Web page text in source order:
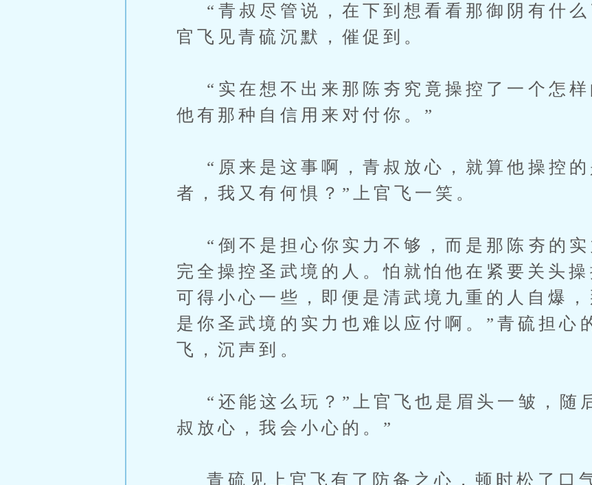
“青叔尽管说，在下到想看看那御阴有什么
官飞见青硫沉默，催促到。
“实在想不出来那陈夯究竟操控了一个怎样
他有那种自信用来对付你。”
“原来是这事啊，青叔放心，就算他操控的
者，我又有何惧？”上官飞一笑。
“倒不是担心你实力不够，而是那陈夯的实
完全操控圣武境的人。怕就怕他在紧要关头
可得小心一些，即便是清武境九重的人自爆
是你圣武境的实力也难以应付啊。”青硫担心
飞，沉声到。
“还能这么玩？”上官飞也是眉头一皱，随
叔放心，我会小心的。”
青硫见上官飞有了防备之心，顿时松了口